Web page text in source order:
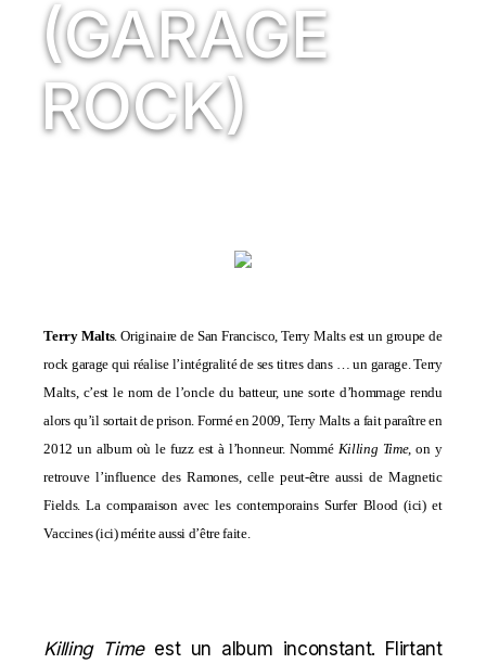
(GARAGE
ROCK)
Terry Malts. Originaire de San Francisco, Terry Malts est un groupe de
rock garage qui réalise l’intégralité de ses titres dans … un garage. Terry
Malts, c’est le nom de l’oncle du batteur, une sorte d’hommage rendu
alors qu’il sortait de prison. Formé en 2009, Terry Malts a fait paraître en
2012 un album où le fuzz est à l’honneur. Nommé Killing Time, on y
retrouve l’influence des Ramones, celle peut-être aussi de Magnetic
Fields. La comparaison avec les contemporains Surfer Blood (ici) et
Vaccines (ici) mérite aussi d’être faite.
Killing Timeest un album inconstant. Flirtant